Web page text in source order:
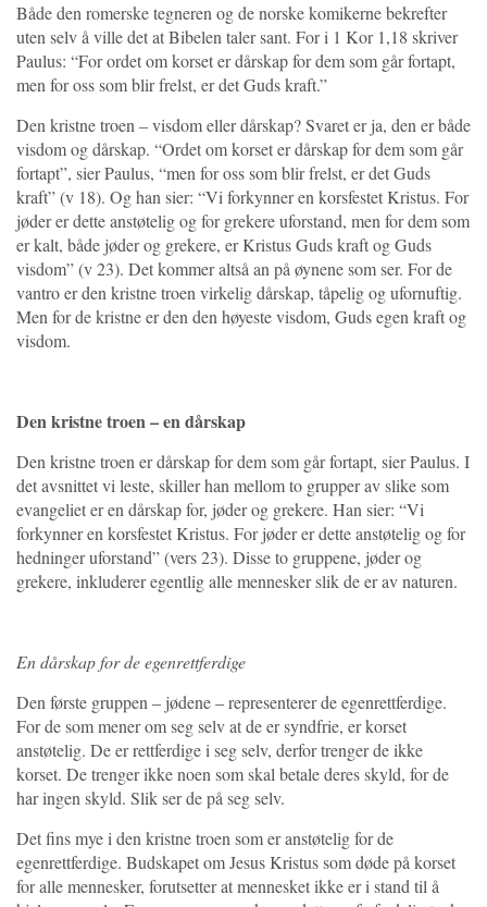
Både den romerske tegneren og de norske komikerne bekrefter
uten selv å ville det at Bibelen taler sant. For i 1 Kor 1,18 skriver
Paulus: “For ordet om korset er dårskap for dem som går fortapt,
men for oss som blir frelst, er det Guds kraft.”
Den kristne troen – visdom eller dårskap? Svaret er ja, den er både
visdom og dårskap. “Ordet om korset er dårskap for dem som går
fortapt”, sier Paulus, “men for oss som blir frelst, er det Guds
kraft” (v 18). Og han sier: “Vi forkynner en korsfestet Kristus. For
jøder er dette anstøtelig og for grekere uforstand, men for dem som
er kalt, både jøder og grekere, er Kristus Guds kraft og Guds
visdom” (v 23). Det kommer altså an på øynene som ser. For de
vantro er den kristne troen virkelig dårskap, tåpelig og ufornuftig.
Men for de kristne er den den høyeste visdom, Guds egen kraft og
visdom.
Den kristne troen – en dårskap
Den kristne troen er dårskap for dem som går fortapt, sier Paulus. I
det avsnittet vi leste, skiller han mellom to grupper av slike som
evangeliet er en dårskap for, jøder og grekere. Han sier: “Vi
forkynner en korsfestet Kristus. For jøder er dette anstøtelig og for
hedninger uforstand” (vers 23). Disse to gruppene, jøder og
grekere, inkluderer egentlig alle mennesker slik de er av naturen.
En dårskap for de egenrettferdige
Den første gruppen – jødene – representerer de egenrettferdige.
For de som mener om seg selv at de er syndfrie, er korset
anstøtelig. De er rettferdige i seg selv, derfor trenger de ikke
korset. De trenger ikke noen som skal betale deres skyld, for de
har ingen skyld. Slik ser de på seg selv.
Det fins mye i den kristne troen som er anstøtelig for de
egenrettferdige. Budskapet om Jesus Kristus som døde på korset
for alle mennesker, forutsetter at mennesket ikke er i stand til å